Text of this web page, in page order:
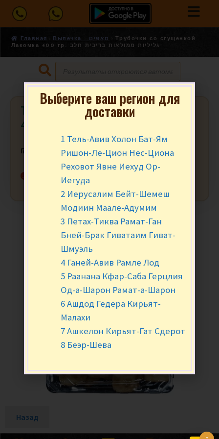
Главная Выпечка - מאפים
Трубочки со сгущенкой
Лакомка 400 гр. גליליות ממולאות בריבית חלב
Трубочки со сгущенкой Лакомка
₪ 25.90 за уп.
Нет в наличии
Назад
Выберите ваш регион для
доставки
1 Тель-Авив Холон Бат-Ям
Ришон-Ле-Цион Нес-Циона
Реховот Явне Иехуд Ор-
Иегуда
2 Иерусалим Бейт-Шемеш
Модиин Маале-Адумим
3 Петах-Тиква Рамат-Ган
Бней-Брак Гиватаим Гиват-
Шмуэль
4 Ганей-Авив Рамле Лод
5 Раанана Кфар-Саба Герцлия
Од-а-Шарон Рамат-а-Шарон
6 Ашдод Гедера Кирьят-
Малахи
7 Ашкелон Кирьят-Гат Сдерот
8 Беэр-Шева